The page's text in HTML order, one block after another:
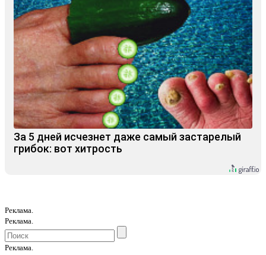
За 5 дней исчезнет даже самый застарелый
грибок: вот хитрость
Реклама.
Реклама.
Реклама.